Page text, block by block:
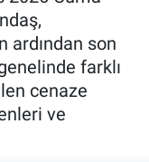
ardından son
farklı
cenaze
ve